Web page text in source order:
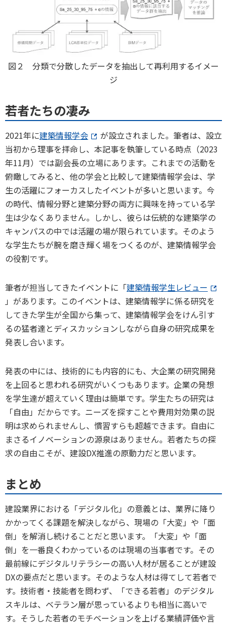
図２ 分類で分散したデータを抽出して再利用するイメー
ジ
若者たちの凄み
2021年に建築情報学会
が設立されました。筆者は、設立
当初から理事を拝命し、本記事を執筆している時点（2023
年11月）では副会長の立場にあります。これまでの活動を
俯瞰してみると、他の学会と比較して建築情報学会は、学
生の活躍にフォーカスしたイベントが多いと思います。今
の時代、情報分野と建築分野の両方に興味を持っている学
生は少なくありません。しかし、彼らは伝統的な建築学の
キャンパスの中では活躍の場が限られています。そのよう
な学生たちが腕を磨き輝く場をつくるのが、建築情報学会
の役割です。
筆者が担当してきたイベントに「建築情報学生レビュー
」があります。このイベントは、建築情報学に係る研究を
してきた学生が全国から集って、建築情報学会をけん引す
るの猛者達とディスカッションしながら自身の研究成果を
発表し合います。
発表の中には、技術的にも内容的にも、大企業の研究開発
を上回ると思われる研究がいくつもあります。企業の発想
を学生達が超えていく理由は簡単です。学生たちの研究は
「自由」だからです。ニーズを探すことや費用対効果の説
明は求められませんし、慣習すらも超越できます。自由に
まさるイノベーションの源泉はありません。若者たちの探
求の自由こそが、建設DX推進の原動力だと思います。
まとめ
建設業界における「デジタル化」の意義とは、業界に降り
かかってくる課題を解決しながら、現場の「大変」や「面
倒」を解消し続けることだと思います。「大変」や「面
倒」を一番良くわかっているのは現場の当事者です。その
最前線にデジタルリテラシーの高い人材が居ることが建設
DXの要点だと思います。そのような人材は得てして若者で
す。技術者・技能者を問わず、「できる若者」のデジタル
スキルは、ベテラン層が思っているよりも相当に高いで
す。そうした若者のモチベーションを上げる業績評価や言